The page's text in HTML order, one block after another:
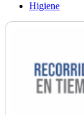
Higiene